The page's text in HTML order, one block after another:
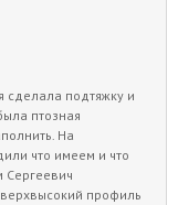
сделала подтяжку и
птозная
На
что имеем и что
Сергеевич
профиль